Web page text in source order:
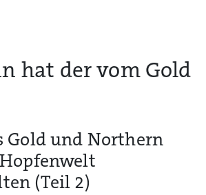
hat der vom Gold
Gold und Northern
(Teil 2)